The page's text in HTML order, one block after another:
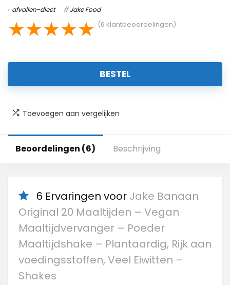
afvallen-dieet Jake Food
★★★★★ (6 klantbeoordelingen)
BESTEL
Toevoegen aan vergelijken
Beoordelingen (6) Beschrijving
6 Ervaringen voor Jake Banaan
Original 20 Maaltijden – Vegan
Maaltijdvervanger – Poeder
Maaltijdshake – Plantaardig, Rijk aan
voedingsstoffen, Veel Eiwitten –
Shakes